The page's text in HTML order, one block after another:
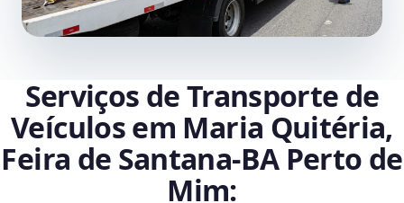
Serviços de Transporte de
Veículos em Maria Quitéria,
Feira de Santana‑BA Perto de
Mim: